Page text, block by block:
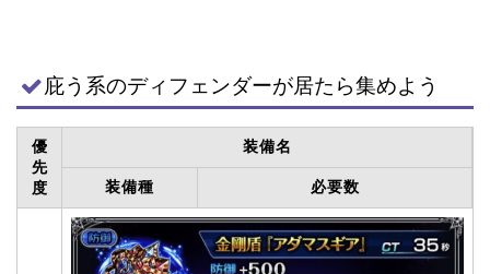
庇う系のディフェンダーが居たら集めよう
優
先
度
装備名
装備種 必要数